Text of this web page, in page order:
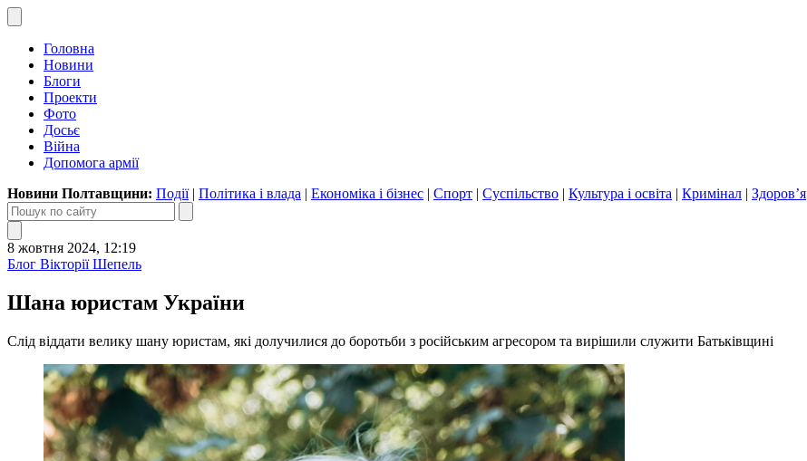
Головна
Новини
Блоги
Проекти
Фото
Досьє
Війна
Допомога армії
Новини Полтавщини: Події| Політика і влада | Економіка і бізнес | Спорт | Суспільство | Культура і освіта | Кримінал | Здоров’я
8 жовтня 2024, 12:19
Блог Вікторії Шепель
Шана юристам України
Слід віддати велику шану юристам, які долучилися до боротьби з російським агресором та вирішили служити Батьківщині